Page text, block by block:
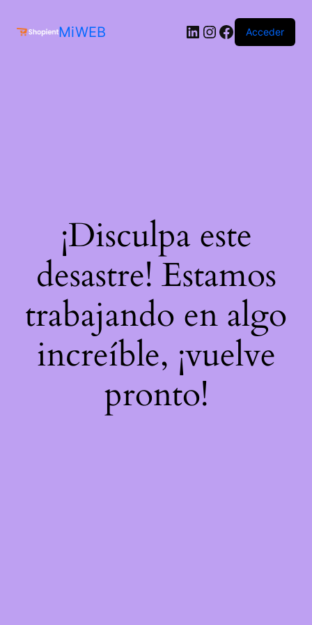
MiWEB Acceder
¡Disculpa este
desastre! Estamos
trabajando en algo
increíble, ¡vuelve
pronto!